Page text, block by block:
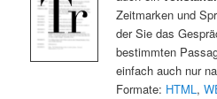
Zeitmarken und
der Sie das
bestimmten
einfach auch nur
Formate: HTML,